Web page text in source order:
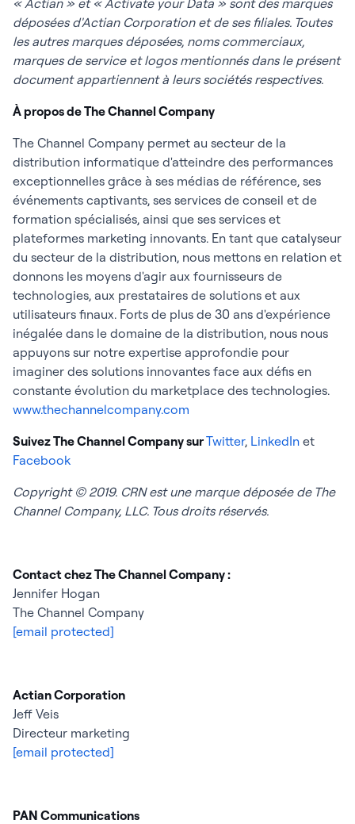
« Actian » et « Activate your Data » sont des marques
déposées d'Actian Corporation et de ses filiales. Toutes
les autres marques déposées, noms commerciaux,
marques de service et logos mentionnés dans le présent
document appartiennent à leurs sociétés respectives.
À propos de The Channel Company
The Channel Company permet au secteur de la
distribution informatique d'atteindre des performances
exceptionnelles grâce à ses médias de référence, ses
événements captivants, ses services de conseil et de
formation spécialisés, ainsi que ses services et
plateformes marketing innovants. En tant que catalyseur
du secteur de la distribution, nous mettons en relation et
donnons les moyens d'agir aux fournisseurs de
technologies, aux prestataires de solutions et aux
utilisateurs finaux. Forts de plus de 30 ans d'expérience
inégalée dans le domaine de la distribution, nous nous
appuyons sur notre expertise approfondie pour
imaginer des solutions innovantes face aux défis en
constante évolution du marketplace des technologies.
www.thechannelcompany.com
Suivez The Channel Company surTwitter, LinkedIn et
Facebook
Copyright © 2019. CRN est une marque déposée de The
Channel Company, LLC. Tous droits réservés.
Contact chez The Channel Company :
Jennifer Hogan
The Channel Company
[email protected]
Actian Corporation
Jeff Veis
Directeur marketing
[email protected]
PAN Communications